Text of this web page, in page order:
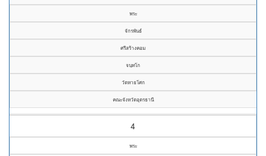
พระ
จักรพันธ์
ศรีสร้างคอม
จนฺทโก
วัดหายโศก
คณะจังหวัดอุดรธานี
4
พระ